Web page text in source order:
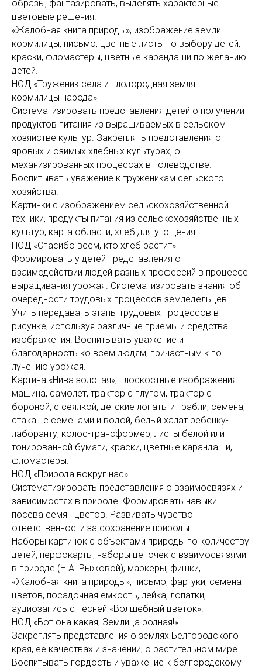
образы, фантазировать, выделять характерные
цветовые решения.
«Жалобная книга природы», изображение земли-
кормилицы, письмо, цветные листы по выбору детей,
крас­ки, фломастеры, цветные карандаши по желанию
детей.
НОД «Труженик села и плодородная земля -
кормилицы народа»
Систематизировать представления детей о получении
продуктов питания из выращиваемых в сельском
хозяйстве куль­тур. Закреплять представления о
яровых и озимых хлебных куль­турах, о
механизированных процессах в полеводстве.
Воспитывать уважение к труженикам сельского
хозяйства.
Картинки с изображением сельскохозяйствен­ной
техники, продукты питания из сельскохозяйственных
культур, карта области, хлеб для угощения.
НОД «Спасибо всем, кто хлеб растит»
Формировать у детей представления о
взаимодействии людей разных профессий в процессе
выращивания урожая. Систе­матизировать знания об
очередности трудовых процессов земле­дельцев.
Учить передавать этапы трудовых процессов в
рисунке, используя различные приемы и средства
изображения. Воспиты­вать уважение и
благодарность ко всем людям, причастным к по­
лучению урожая.
Картина «Нива золотая», плоскостные изо­бражения:
машина, самолет, трактор с плугом, трактор с
бороной, с сеялкой, детские лопаты и грабли, семена,
стакан с семенами и во­дой, белый халат ребенку-
лаборанту, колос-трансформер, листы белой или
тонированной бумаги, краски, цветные карандаши,
фло­мастеры.
НОД «Природа вокруг нас»
Систематизировать представления о взаимосвязях и
за­висимостях в природе. Формировать навыки
посева семян цветов. Развивать чувство
ответственности за сохранение природы.
Наборы картинок с объектами природы по ко­личеству
детей, перфокарты, наборы цепочек с взаимосвязями
в природе (Н.А. Рыжовой), маркеры, фишки,
«Жалобная книга при­роды», письмо, фартуки, семена
цветов, посадочная емкость, лейка, лопатки,
аудиозапись с песней «Волшебный цветок».
НОД «Вот она какая, Землица родная!»
Закреплять представления о землях Белгородского
края, ее качествах и значении, о растительном мире.
Воспитывать гор­дость и уважение к белгородскому